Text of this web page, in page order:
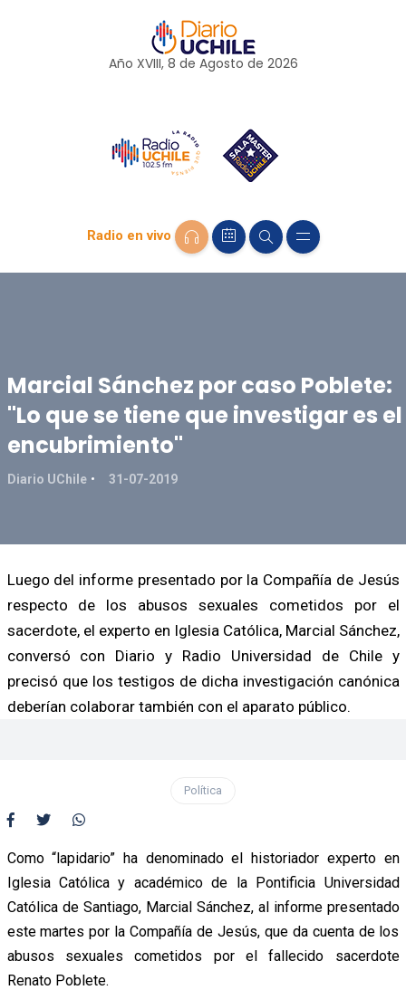
Año XVIII, 8 de Agosto de 2026
Radio en vivo
Marcial Sánchez por caso Poblete:
"Lo que se tiene que investigar es el
encubrimiento"
Diario UChile 31-07-2019
Luego del informe presentado por la Compañía de Jesús
respecto de los abusos sexuales cometidos por el
sacerdote, el experto en Iglesia Católica, Marcial Sánchez,
conversó con Diario y Radio Universidad de Chile y
precisó que los testigos de dicha investigación canónica
deberían colaborar también con el aparato público.
Política
Como “lapidario” ha denominado el historiador experto en
Iglesia Católica y académico de la Pontificia Universidad
Católica de Santiago, Marcial Sánchez, al informe presentado
este martes por la Compañía de Jesús, que da cuenta de los
abusos sexuales cometidos por el fallecido sacerdote
Renato Poblete.